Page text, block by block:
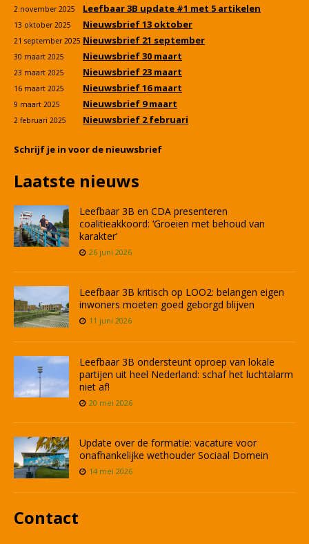
2 november 2025 Leefbaar 3B update #1 met 5 artikelen
13 oktober 2025 Nieuwsbrief 13 oktober
21 september 2025 Nieuwsbrief 21 september
30 maart 2025 Nieuwsbrief 30 maart
23 maart 2025 Nieuwsbrief 23 maart
16 maart 2025 Nieuwsbrief 16 maart
9 maart 2025 Nieuwsbrief 9 maart
2 februari 2025 Nieuwsbrief 2 februari
Schrijf je in voor de nieuwsbrief
Laatste nieuws
Leefbaar 3B en CDA presenteren
coalitieakkoord: ‘Groeien met behoud van
karakter’
26 juni 2026
Leefbaar 3B kritisch op LOO2: belangen eigen
inwoners moeten goed geborgd blijven
11 juni 2026
Leefbaar 3B ondersteunt oproep van lokale
partijen uit heel Nederland: schaf het luchtalarm
niet af!
20 mei 2026
Update over de formatie: vacature voor
onafhankelijke wethouder Sociaal Domein
14 mei 2026
Contact